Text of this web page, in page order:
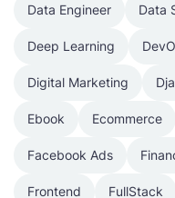
Data Engineer Data
Deep Learning
Digital Marketing
Ebook Ecommerce
Facebook Ads
Frontend FullStack